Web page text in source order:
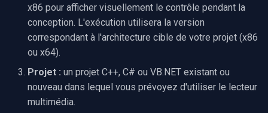
Basler
Avigilon
x86 pour afficher visuellement le contrôle pendant la
conception. L'exécution utilisera la version
correspondant à l'architecture cible de votre projet (x86
ou x64).
Projet : un projet C++, C# ou VB.NET existant ou
nouveau dans lequel vous prévoyez d'utiliser le lecteur
multimédia.